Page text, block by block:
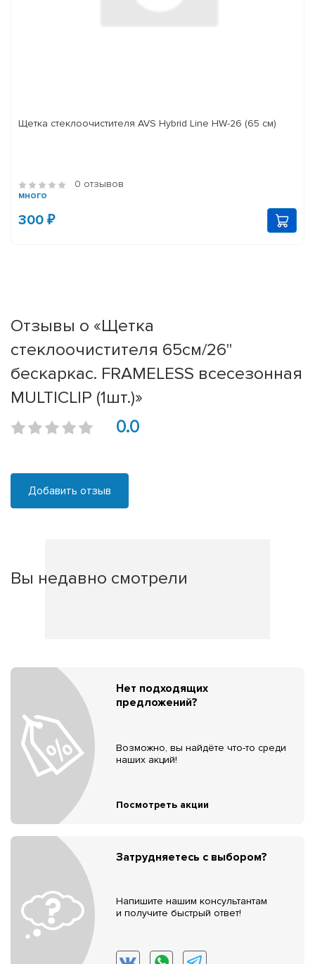
Щетка стеклоочистителя AVS Hybrid Line HW-26 (65 см)
0 отзывов
много
300 ₽
Отзывы о «Щетка
стеклоочистителя 65см/26''
бескаркас. FRAMELESS всесезонная
MULTICLIP (1шт.)»
0.0
Добавить отзыв
Вы недавно смотрели
Нет подходящих
предложений?
Возможно, вы найдёте что-то среди
наших акций!
Посмотреть акции
Затрудняетесь с выбором?
Напишите нашим консультантам
и получите быстрый ответ!